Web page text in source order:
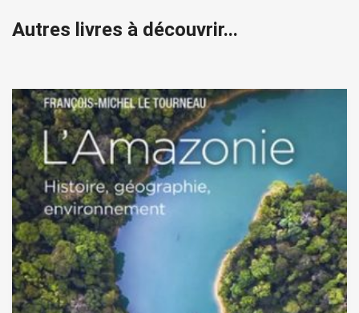
Autres livres à découvrir...